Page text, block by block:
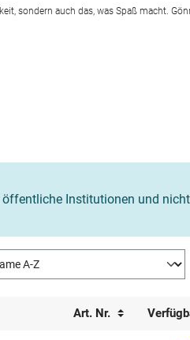
sondern auch das, was Spaß macht.
Institutionen und
Art. Nr.